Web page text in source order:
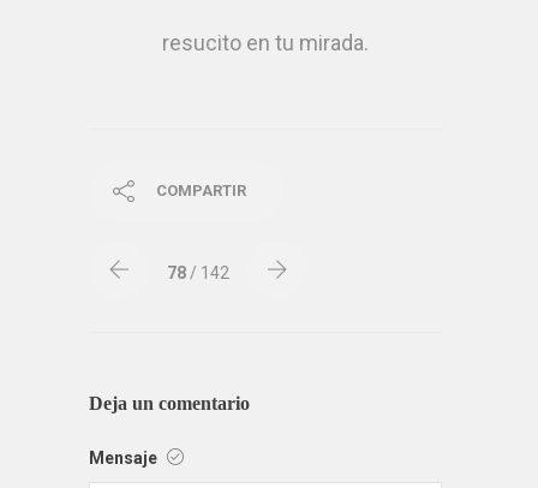
resucito en tu mirada.
COMPARTIR
78 / 142
Deja un comentario
Mensaje